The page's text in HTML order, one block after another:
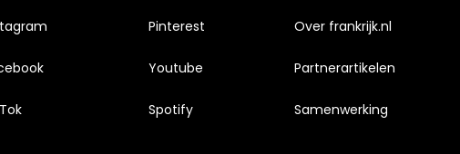
Pinterest
Youtube
Spotify
Over frankrijk.nl
Partnerartikelen
Samenwerking